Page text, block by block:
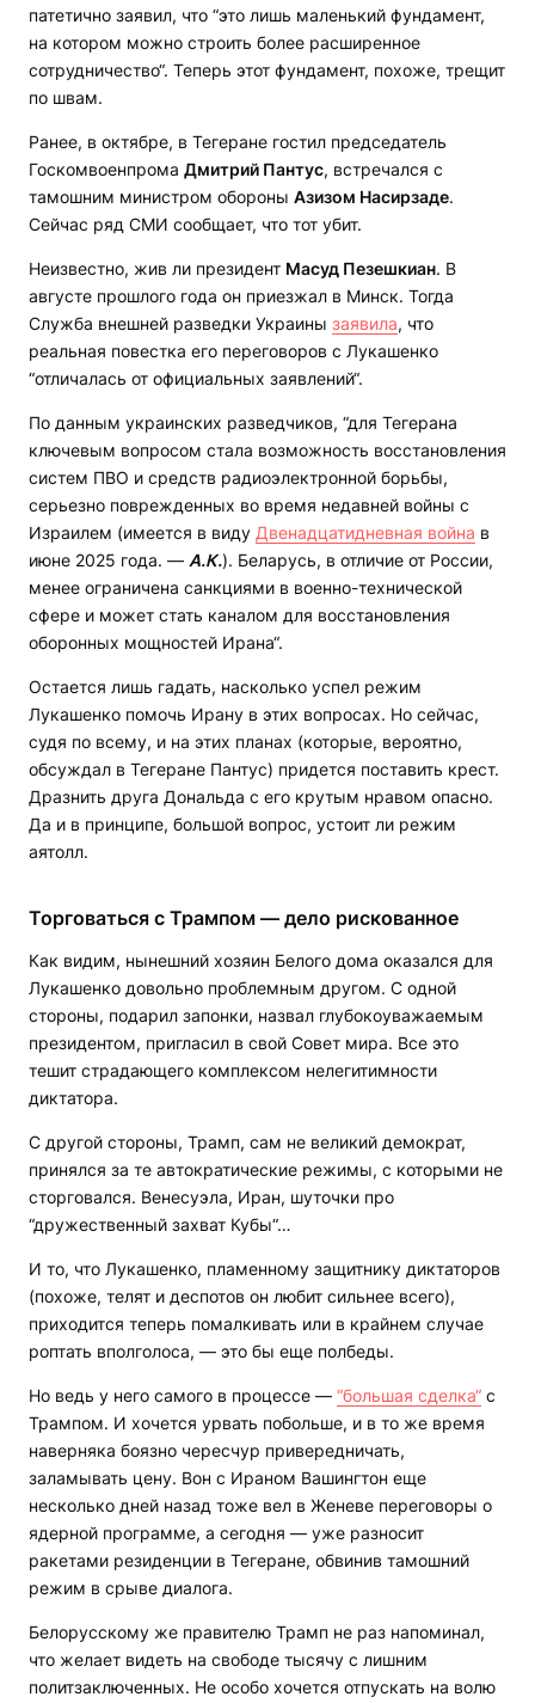
патетично заявил, что “это лишь маленький фундамент,
на котором можно строить более расширенное
сотрудничество“. Теперь этот фундамент, похоже, трещит
по швам.
Ранее, в октябре, в Тегеране гостил председатель
Госкомвоенпрома Дмитрий Пантус, встречался с
тамошним министром обороны Азизом Насирзаде.
Сейчас ряд СМИ сообщает, что тот убит.
Неизвестно, жив ли президент Масуд Пезешкиан. В
августе прошлого года он приезжал в Минск. Тогда
Служба внешней разведки Украины заявила, что
реальная повестка его переговоров с Лукашенко
“отличалась от официальных заявлений“.
По данным украинских разведчиков, “для Тегерана
ключевым вопросом стала возможность восстановления
систем ПВО и средств радиоэлектронной борьбы,
серьезно поврежденных во время недавней войны с
Израилем (имеется в виду Двенадцатидневная война в
июне 2025 года. — А.К.). Беларусь, в отличие от России,
менее ограничена санкциями в военно-технической
сфере и может стать каналом для восстановления
оборонных мощностей Ирана“.
Остается лишь гадать, насколько успел режим
Лукашенко помочь Ирану в этих вопросах. Но сейчас,
судя по всему, и на этих планах (которые, вероятно,
обсуждал в Тегеране Пантус) придется поставить крест.
Дразнить друга Дональда с его крутым нравом опасно.
Да и в принципе, большой вопрос, устоит ли режим
аятолл.
Торговаться с Трампом — дело рискованное
Как видим, нынешний хозяин Белого дома оказался для
Лукашенко довольно проблемным другом. С одной
стороны, подарил запонки, назвал глубокоуважаемым
президентом, пригласил в свой Совет мира. Все это
тешит страдающего комплексом нелегитимности
диктатора.
С другой стороны, Трамп, сам не великий демократ,
принялся за те автократические режимы, с которыми не
сторговался. Венесуэла, Иран, шуточки про
“дружественный захват Кубы“…
И то, что Лукашенко, пламенному защитнику диктаторов
(похоже, телят и деспотов он любит сильнее всего),
приходится теперь помалкивать или в крайнем случае
роптать вполголоса, — это бы еще полбеды.
Но ведь у него самого в процессе — “большая сделка“ с
Трампом. И хочется урвать побольше, и в то же время
наверняка боязно чересчур привередничать,
заламывать цену. Вон с Ираном Вашингтон еще
несколько дней назад тоже вел в Женеве переговоры о
ядерной программе, а сегодня — уже разносит
ракетами резиденции в Тегеране, обвинив тамошний
режим в срыве диалога.
Белорусскому же правителю Трамп не раз напоминал,
что желает видеть на свободе тысячу с лишним
политзаключенных. Не особо хочется отпускать на волю